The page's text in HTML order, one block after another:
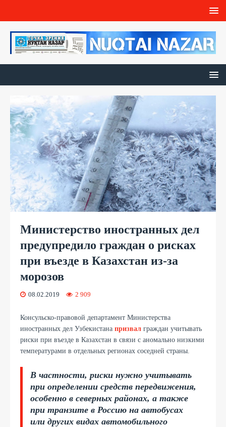
Министерство иностранных дел
предупредило граждан о рисках
при въезде в Казахстан из-за
морозов
08.02.2019 2 909
Консульско-правовой департамент Министерства
иностранных дел Узбекистана призвал граждан учитывать
риски при въезде в Казахстан в связи с аномально низкими
температурами в отдельных регионах соседней страны.
В частности, риски нужно учитывать
при определении средств передвижения,
особенно в северных районах, а также
при транзите в Россию на автобусах
или других видах автомобильного